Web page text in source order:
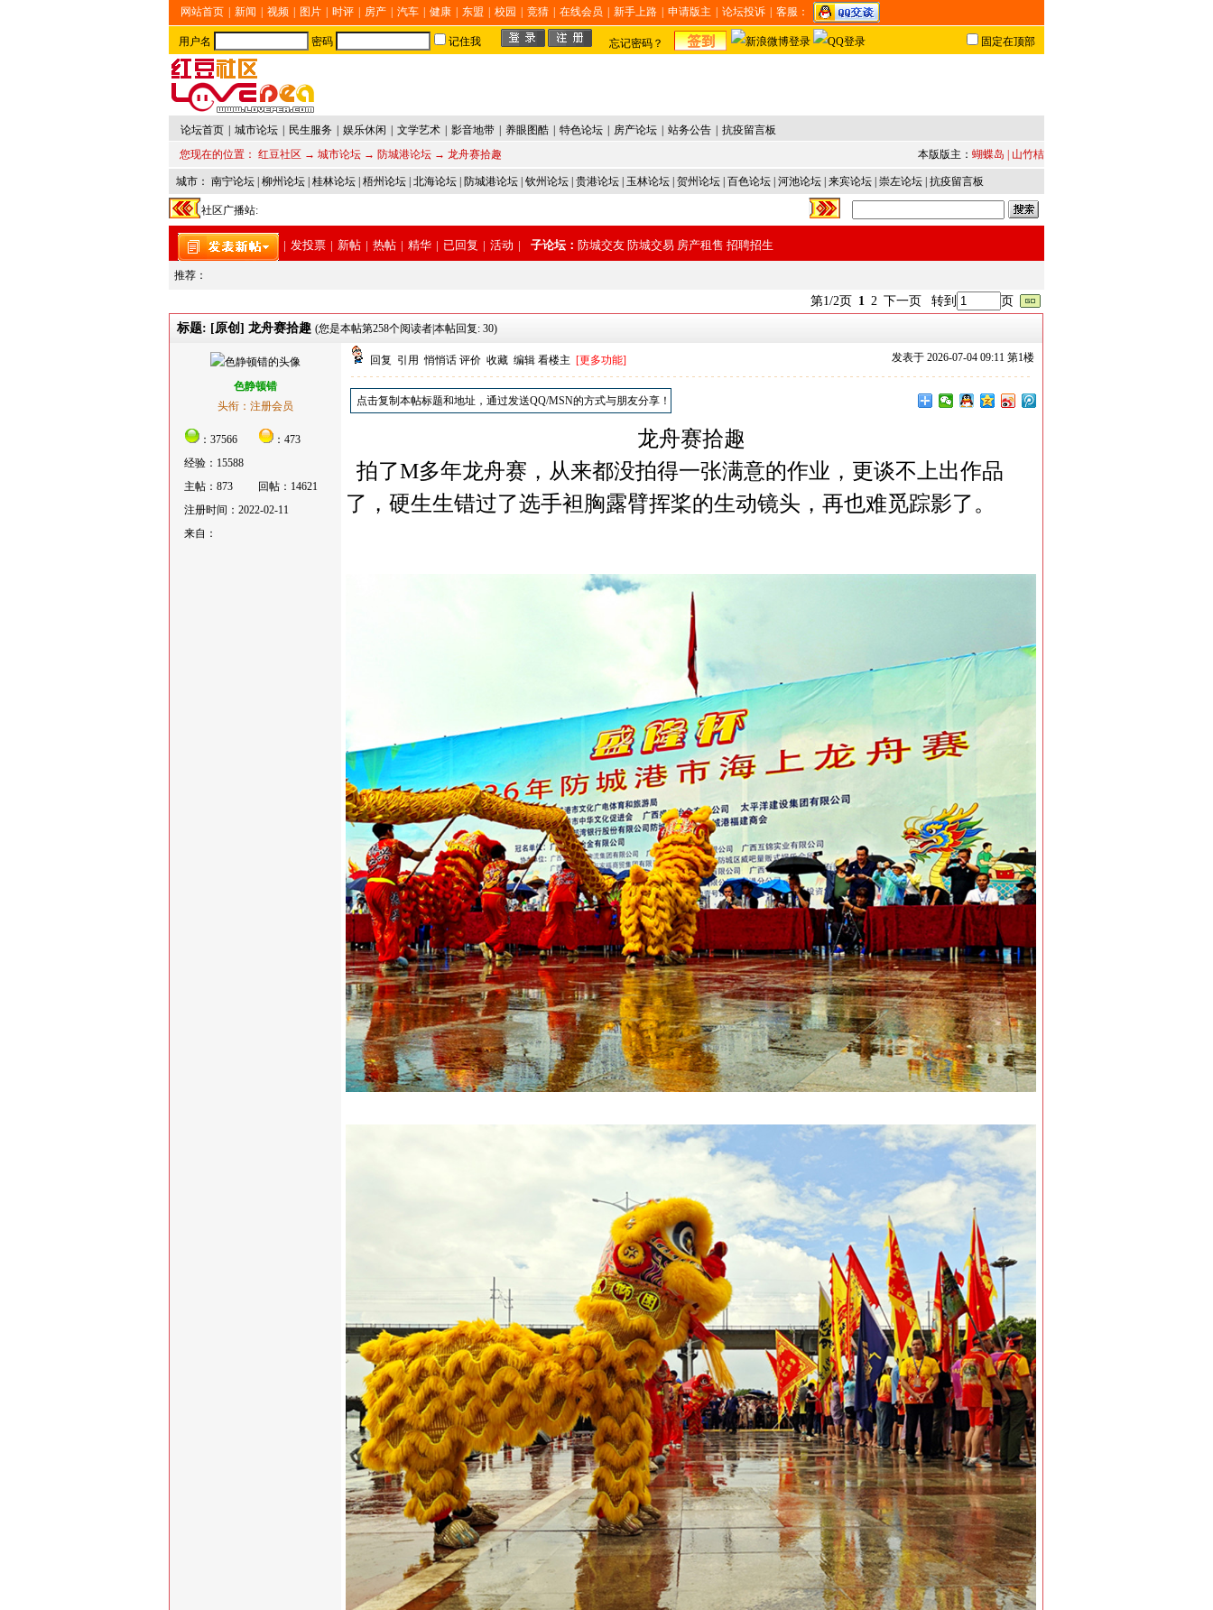
网站首页 新闻 视频 图片 时评 房产 汽车 健康 东盟 校园 竞猜 在线会员 新手上路 申请版主 论坛投诉 客服：
用户名 密码 记住我 忘记密码？ 固定在顶部
论坛首页 城市论坛 民生服务 娱乐休闲 文学艺术 影音地带 养眼图酷 特色论坛 房产论坛 站务公告
抗疫留言板
您现在的位置： 红豆社区 → 城市论坛 → 防城港论坛 → 龙舟赛拾趣 本版版主： 蝴蝶岛 山竹桔
城市： 南宁论坛 柳州论坛 桂林论坛 梧州论坛 北海论坛 防城港论坛 钦州论坛 贵港论坛 玉林论坛 贺州论坛 百色论坛 河池论坛 来宾论坛 崇左论坛 抗疫留言板
社区广播站:
| 发投票 | 新帖 | 热帖 | 精华 | 已回复 | 活动 | 子论坛： 防城交友 防城交易 房产租售 招聘招生
推荐：
第1/2页 1 2 下一页 转到
页
标题: [原创] 龙舟赛拾趣 (您是本帖第258个阅读者|本帖回复: 30)
色静顿错
头衔：注册会员
：37566
：473
经验：15588
主帖：873
回帖：14621
注册时间：2022-02-11
来自：
回复 引用 悄悄话 评价 收藏 编辑 看楼主 [更多功能] 发表于 2026-07-04 09:11 第1楼
点击复制本帖标题和地址，通过发送QQ/MSN的方式与朋友分享！
龙舟赛拾趣
拍了M多年龙舟赛，从来都没拍得一张满意的作业，更谈不上出作品
了，硬生生错过了选手袒胸露臂挥桨的生动镜头，再也难觅踪影了。